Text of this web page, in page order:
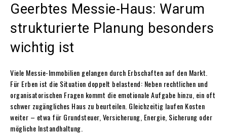
Geerbtes Messie-Haus: Warum
strukturierte Planung besonders
wichtig ist
Viele Messie-Immobilien gelangen durch Erbschaften auf den Markt.
Für Erben ist die Situation doppelt belastend: Neben rechtlichen und
organisatorischen Fragen kommt die emotionale Aufgabe hinzu, ein oft
schwer zugängliches Haus zu beurteilen. Gleichzeitig laufen Kosten
weiter – etwa für Grundsteuer, Versicherung, Energie, Sicherung oder
mögliche Instandhaltung.